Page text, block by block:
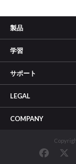
製品
学習
サポート
LEGAL
COMPANY